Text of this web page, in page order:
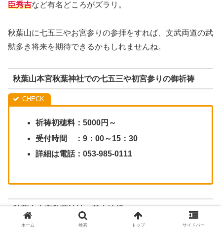
臣秀吉など有名どころがズラリ。
秋葉山に七五三やお宮参りの参拝をすれば、文武両道の武
勲多き将来を期待できるかもしれませんね。
秋葉山本宮秋葉神社での七五三や初宮参りの御祈祷
祈祷初穂料：5000円～
受付時間 ：9：00～15：30
詳細は電話：053-985-0111
秋葉山本宮秋葉神社の基本情報
ホーム 検索 トップ サイドバー